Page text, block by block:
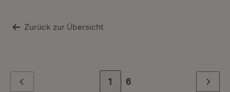
Zurück zur Übersicht
Zur Seite
1 Zur letzten Seite
6 Weiter